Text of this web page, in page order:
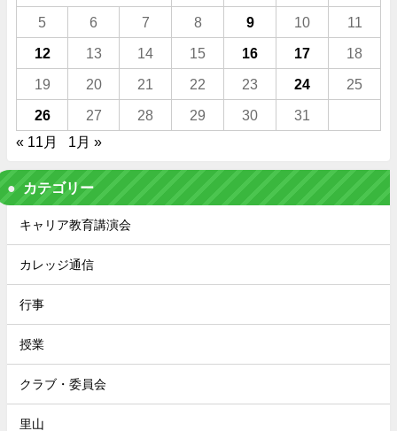
5 6 7 8 9 10 11
12 13 14 15 16 17 18
19 20 21 22 23 24 25
26 27 28 29 30
31
« 11月
1月 »
カテゴリー
キャリア教育講演会
カレッジ通信
行事
授業
クラブ・委員会
里山